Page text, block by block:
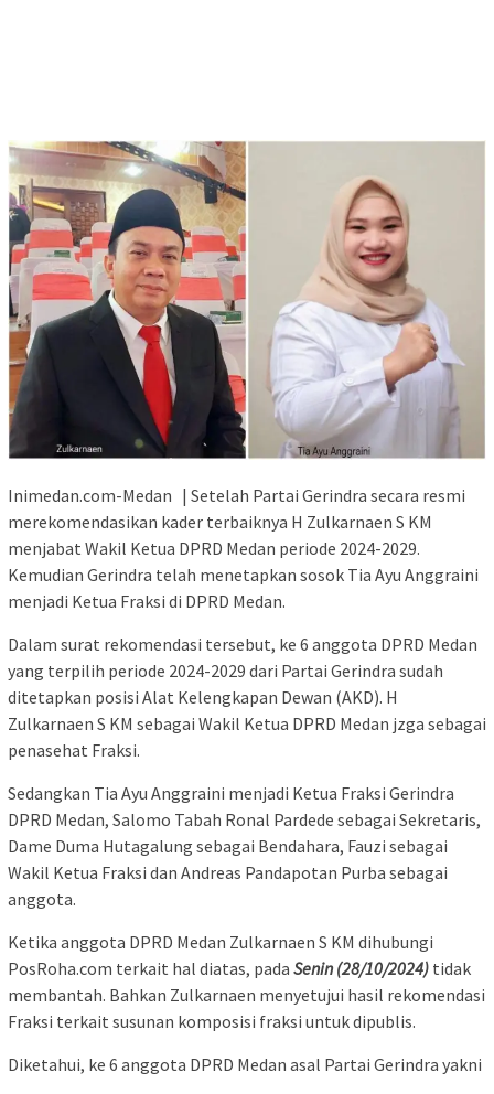
Inimedan.com-Medan | Setelah Partai Gerindra secara resmi
merekomendasikan kader terbaiknya H Zulkarnaen S KM
menjabat Wakil Ketua DPRD Medan periode 2024-2029.
Kemudian Gerindra telah menetapkan sosok Tia Ayu Anggraini
menjadi Ketua Fraksi di DPRD Medan.
Dalam surat rekomendasi tersebut, ke 6 anggota DPRD Medan
yang terpilih periode 2024-2029 dari Partai Gerindra sudah
ditetapkan posisi Alat Kelengkapan Dewan (AKD). H
Zulkarnaen S KM sebagai Wakil Ketua DPRD Medan jzga sebagai
penasehat Fraksi.
Sedangkan Tia Ayu Anggraini menjadi Ketua Fraksi Gerindra
DPRD Medan, Salomo Tabah Ronal Pardede sebagai Sekretaris,
Dame Duma Hutagalung sebagai Bendahara, Fauzi sebagai
Wakil Ketua Fraksi dan Andreas Pandapotan Purba sebagai
anggota.
Ketika anggota DPRD Medan Zulkarnaen S KM dihubungi
PosRoha.com terkait hal diatas, pada Senin (28/10/2024) tidak
membantah. Bahkan Zulkarnaen menyetujui hasil rekomendasi
Fraksi terkait susunan komposisi fraksi untuk dipublis.
Diketahui, ke 6 anggota DPRD Medan asal Partai Gerindra yakni